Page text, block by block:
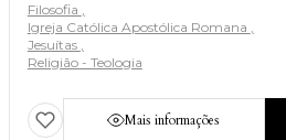
Filosofia
Igreja Católica Apostólica Romana
Jesuítas
Religião - Teologia
Mais informações